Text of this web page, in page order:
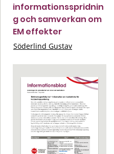
informationsspridnin
g och samverkan om
EM effekter
Söderlind Gustav